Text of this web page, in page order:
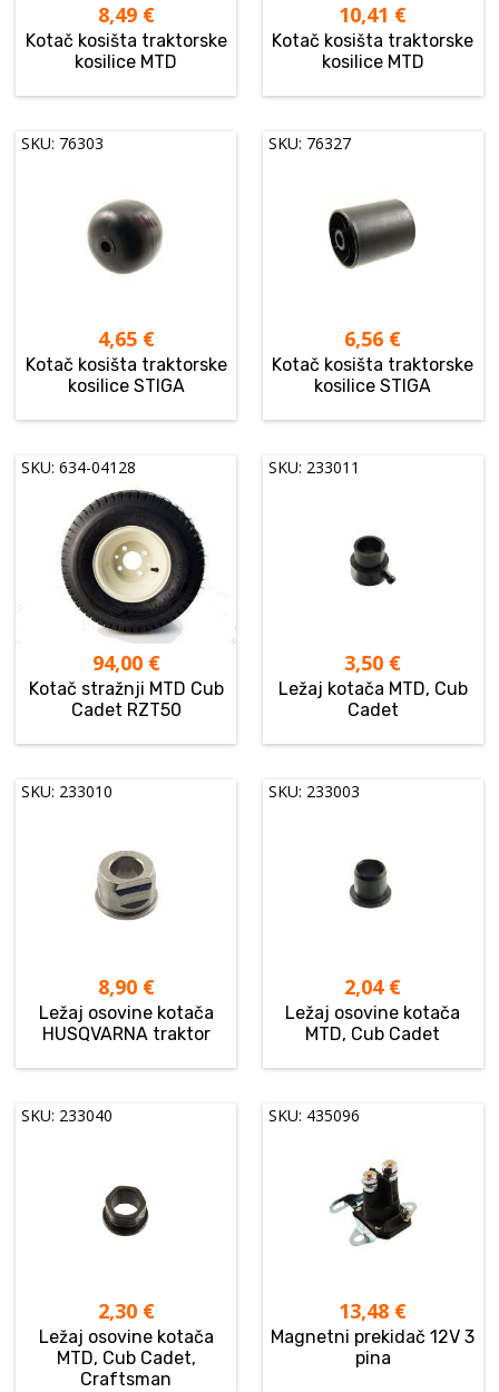
8,49 €
Kotač kosišta traktorske
kosilice MTD
10,41 €
Kotač kosišta traktorske
kosilice MTD
SKU: 76303
4,65 €
Kotač kosišta traktorske
kosilice STIGA
SKU: 76327
6,56 €
Kotač kosišta traktorske
kosilice STIGA
SKU: 634-04128
94,00 €
Kotač stražnji MTD Cub
Cadet RZT50
SKU: 233011
3,50 €
Ležaj kotača MTD, Cub
Cadet
SKU: 233010
8,90 €
Ležaj osovine kotača
HUSQVARNA traktor
SKU: 233003
2,04 €
Ležaj osovine kotača
MTD, Cub Cadet
SKU: 233040
2,30 €
Ležaj osovine kotača
MTD, Cub Cadet,
Craftsman
SKU: 435096
13,48 €
Magnetni prekidač 12V 3
pina